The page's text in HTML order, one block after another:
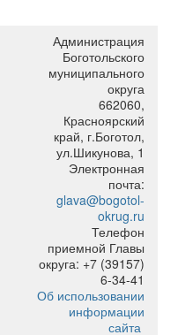
Администрация
Боготольского
муниципального
округа
662060,
Красноярский
край, г.Боготол,
ул.Шикунова, 1
Электронная
почта:
glava@bogotol-
okrug.ru
Телефон
приемной Главы
округа: +7 (39157)
6-34-41
Об использовании
информации
сайта